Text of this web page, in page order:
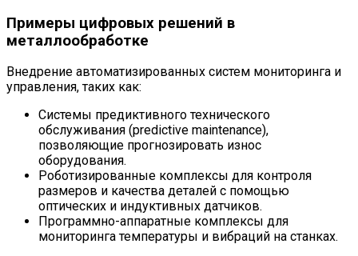
Примеры цифровых решений в
металлообработке
Внедрение автоматизированных систем мониторинга и
управления, таких как:
Системы предиктивного технического
обслуживания (predictive maintenance),
позволяющие прогнозировать износ
оборудования.
Роботизированные комплексы для контроля
размеров и качества деталей с помощью
оптических и индуктивных датчиков.
Программно-аппаратные комплексы для
мониторинга температуры и вибраций на станках.